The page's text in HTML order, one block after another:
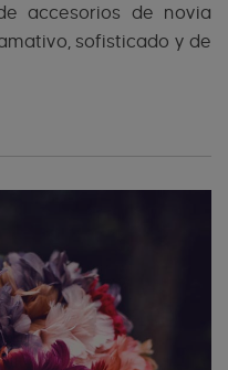
accesorios de novia
sofisticado y de